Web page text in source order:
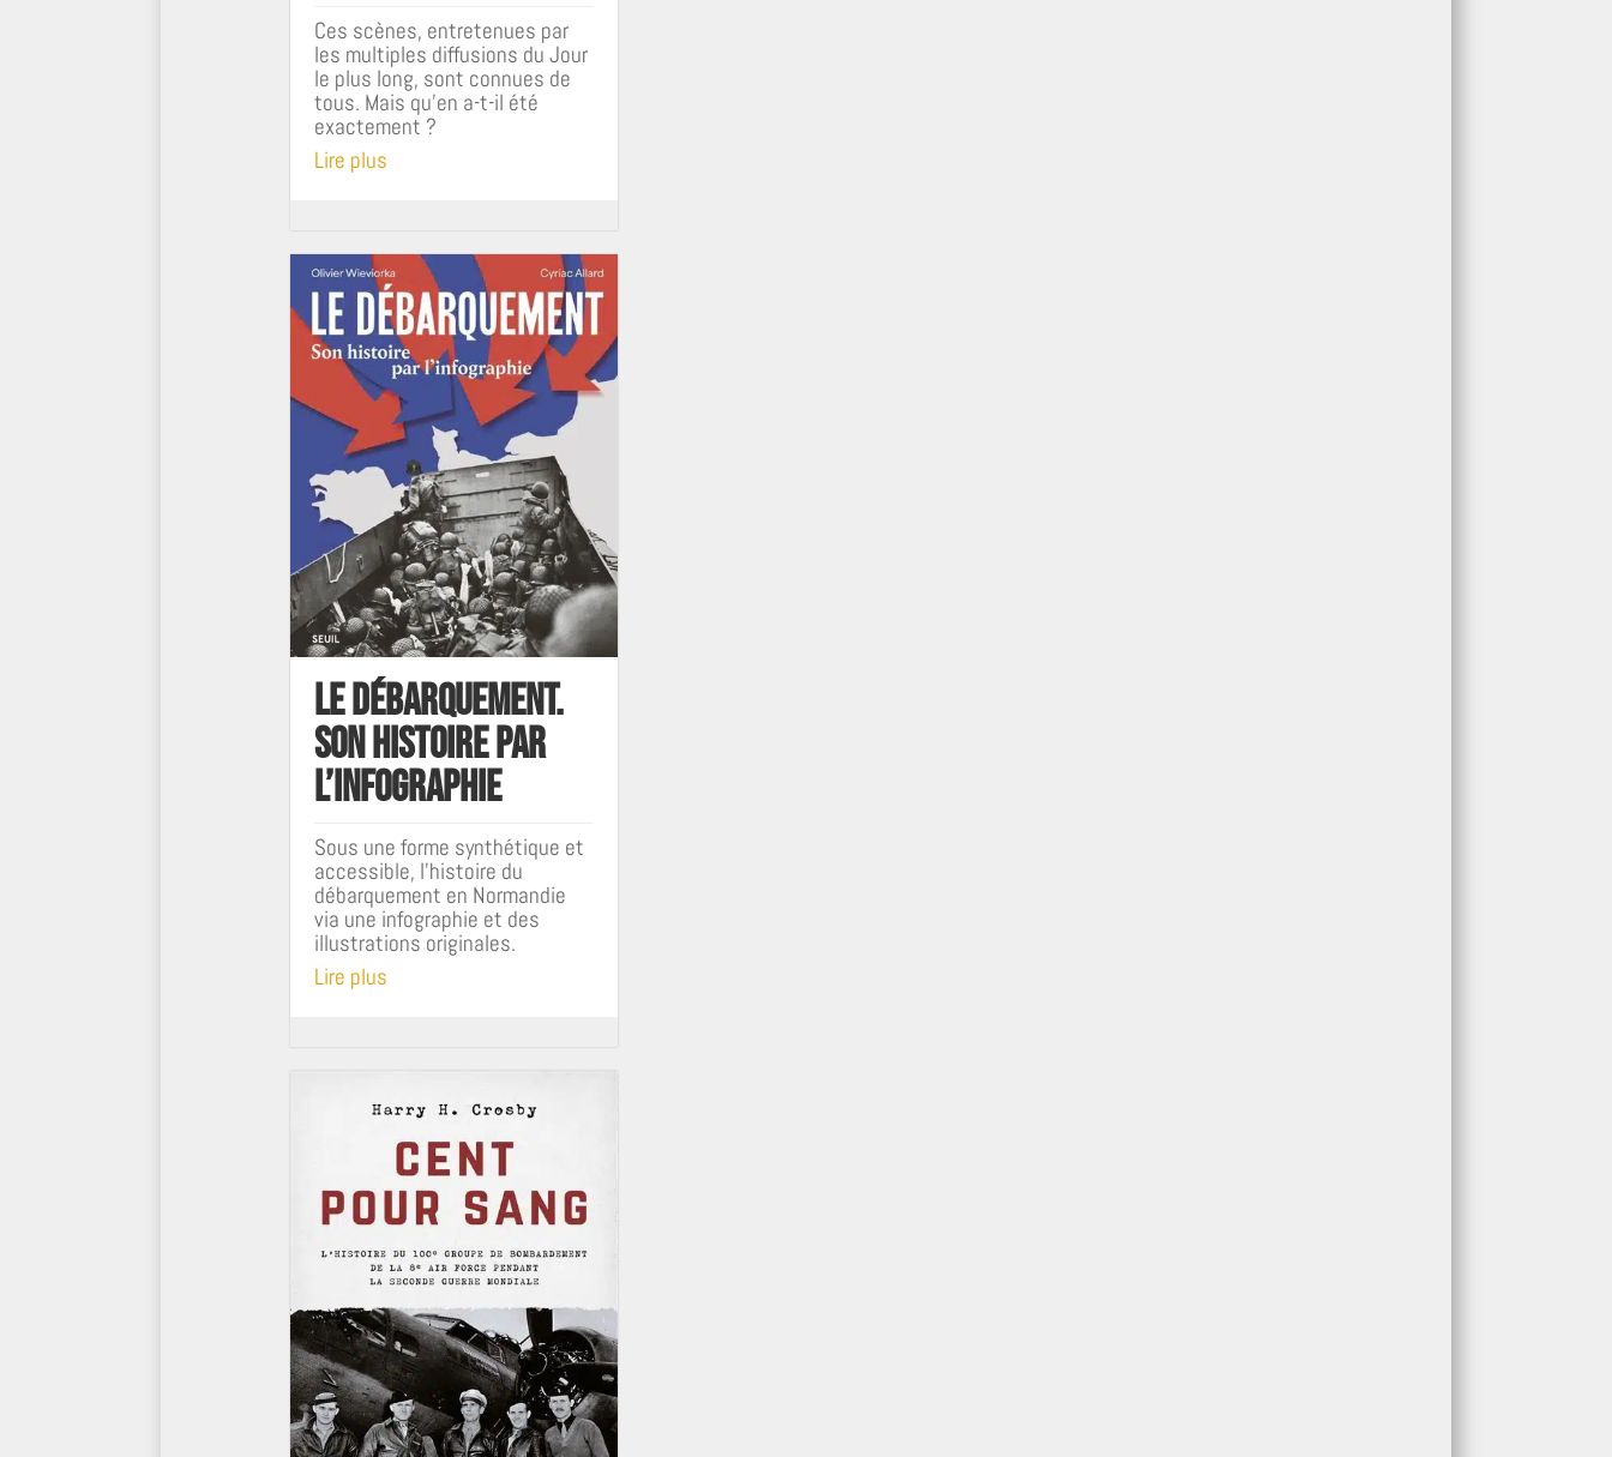
Ces scènes, entretenues par
les multiples diffusions du Jour
le plus long, sont connues de
tous. Mais qu'en a-t-il été
exactement ?
Lire plus
Le Débarquement.
Son histoire par
l’infographie
Sous une forme synthétique et
accessible, l’histoire du
débarquement en Normandie
via une infographie et des
illustrations originales.
Lire plus